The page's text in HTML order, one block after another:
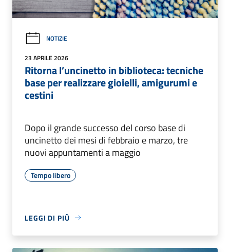
NOTIZIE
23 APRILE 2026
Ritorna l’uncinetto in biblioteca: tecniche
base per realizzare gioielli, amigurumi e
cestini
Dopo il grande successo del corso base di
uncinetto dei mesi di febbraio e marzo, tre
nuovi appuntamenti a maggio
Tempo libero
LEGGI DI PIÙ